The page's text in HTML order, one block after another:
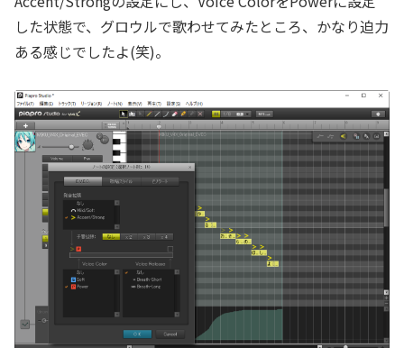
した状態で、グロウルで歌わせてみたところ、かなり迫力
ある感じでしたよ(笑)。